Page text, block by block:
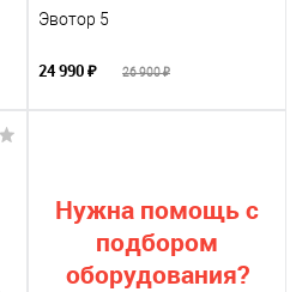
Эвотор 5
24 990 ₽ 26 900 ₽
Нужна помощь с
подбором
оборудования?